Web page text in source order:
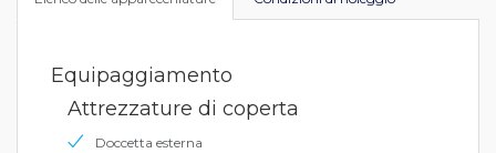
Equipaggiamento
Attrezzature di coperta
Doccetta esterna